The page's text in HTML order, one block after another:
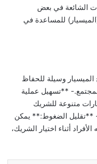
الشائعة في بعض
للمساعدة في
وسيلة للحفاظ
المجتمع.- **تسهيل عملية
متنوعة للشريك
**تقليل الضغوط:** يمكن
أثناء اختيار الشريك،